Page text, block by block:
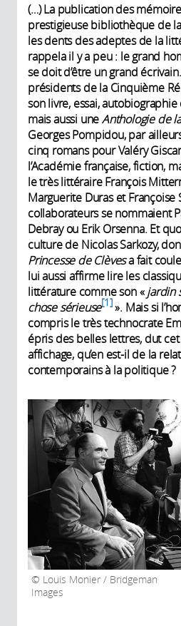
(…) La publication des
prestigieuse bibliothèque de
les dents des adeptes de la
rappela il y a peu : le grand
se doit d’être un grand
présidents de la Cinquième
son livre, essai,
mais aussi uneAnthologie de
Georges Pompidou, par
cinq romans pour Valéry
l’Académie française, fiction,
le très littéraire François
Marguerite Duras et Françoise
collaborateurs se nommaient
Debray ou Erik Orsenna. Et
culture de Nicolas Sarkozy,
Princesse de Clèvesa fait
lui aussi affirme lire les
littérature comme son «jardin
chose sérieuse 1 ». Mais si
compris le très technocrate
épris des belles lettres, dut cet
affichage, qu’en est-il de la
contemporains à la politique ?
Louis Monier / Bridgeman
Images